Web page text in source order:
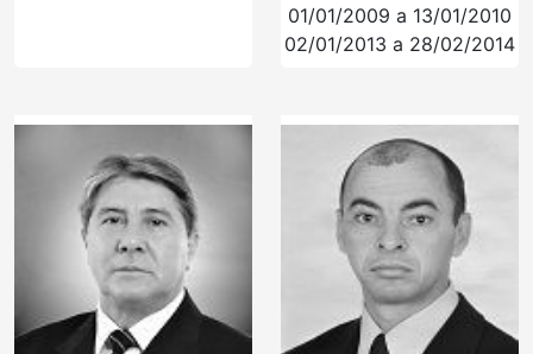
01/01/2009 a 13/01/2010
02/01/2013 a 28/02/2014